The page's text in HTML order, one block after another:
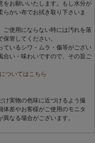
をお願いいたします。もし水分が
かい布でお拭き取り下さいま
ご使用にならない時には汚れを落
管してください。
ているシワ・ムラ・傷等がござい
合い・味わいですので、その旨ご
ついてはこちら
け実物の色味に近づけるよう撮
差やお客様がご使用のモニタ
なる場合がございます。